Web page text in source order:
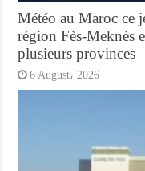
Météo au Maroc ce
région Fès-Meknès
plusieurs provinces
6 August، 2026